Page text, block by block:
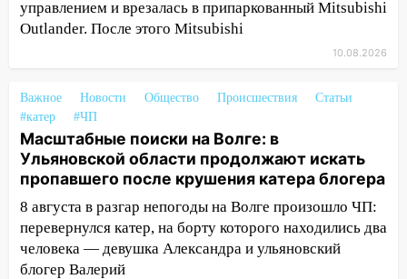
сегодняшнюю аварию
Губернатор Ульяновской области
трагедией в Нижнекамске
12:53
Число погибших в Нижнекамске
выросло до 13 человек, среди них есть
ребенок
12:46
Масштабные поиски на Волге: в
Ульяновской области продолжают
искать пропавшего после крушения
катера блогера
управлением и врезалась в припаркованный Mitsubishi
Outlander. После этого Mitsubishi
10.08.2026
Важное Новости Общество Происшествия
Статьи
#катер
#ЧП
Масштабные поиски на Волге: в
Ульяновской области продолжают искать
пропавшего после крушения катера блогера
8 августа в разгар непогоды на Волге произошло ЧП:
перевернулся катер, на борту которого находились два
человека — девушка Александра и ульяновский
блогер Валерий